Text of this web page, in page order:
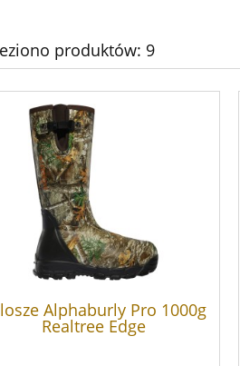
produktów: 9
Alphaburly Pro 1000g
Realtree Edge